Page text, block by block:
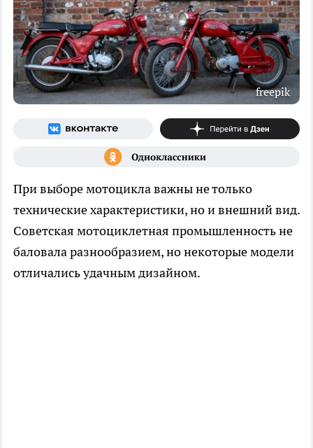
freepik
При выборе мотоцикла важны не только
технические характеристики, но и внешний вид.
Советская мотоциклетная промышленность не
баловала разнообразием, но некоторые модели
отличались удачным дизайном.